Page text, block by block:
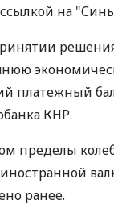
на
платежный
КНР.
пределы
ранее.